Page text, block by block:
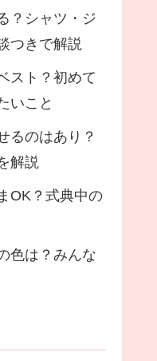
？シャツ・ジ
つきで解説
スト？初めて
いこと
るのはあり？
解説
OK？式典中の
色は？みんな